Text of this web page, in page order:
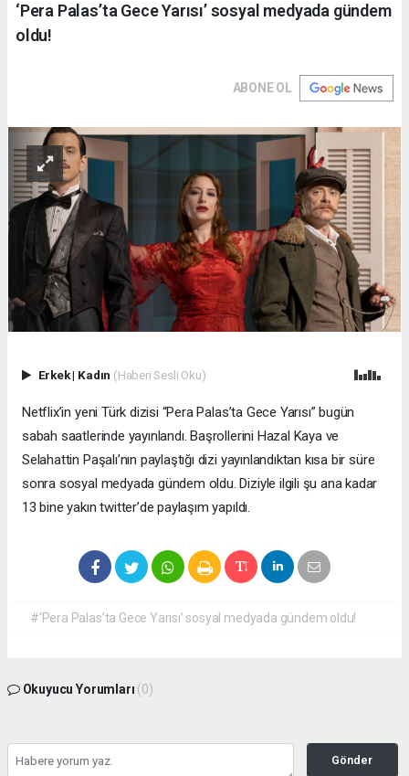
‘Pera Palas’ta Gece Yarısı’ sosyal medyada gündem
oldu!
ABONE OL
Erkek| Kadın (Haberi Sesli Oku)
Netflix’in yeni Türk dizisi “Pera Palas’ta Gece Yarısı” bugün
sabah saatlerinde yayınlandı. Başrollerini Hazal Kaya ve
Selahattin Paşalı’nın paylaştığı dizi yayınlandıktan kısa bir süre
sonra sosyal medyada gündem oldu. Diziyle ilgili şu ana kadar
13 bine yakın twitter’de paylaşım yapıldı.
#‘Pera Palas’ta Gece Yarısı’ sosyal medyada gündem oldu!
Okuyucu Yorumları (0)
Gönder